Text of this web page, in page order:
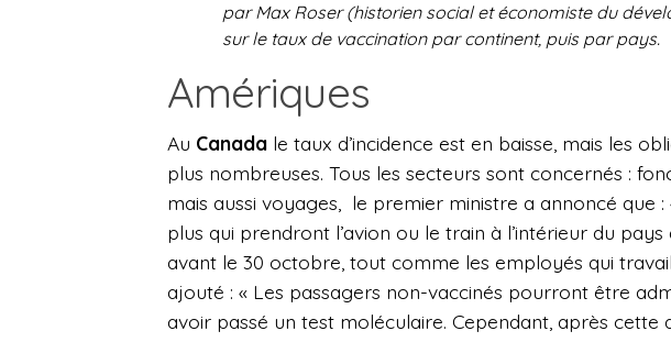
par Max Roser (historien social et économiste du
sur le taux de vaccination par continent, puis par pays.
Amériques
Au Canada le taux d’incidence est en baisse, mais les
plus nombreuses. Tous les secteurs sont concernés :
mais aussi voyages,
le premier ministre a annoncé que :
plus qui prendront l’avion ou le train à l’intérieur du
avant le 30 octobre, tout comme les employés qui
ajouté : « Les passagers non-vaccinés pourront être
avoir passé un test moléculaire. Cependant, après cette